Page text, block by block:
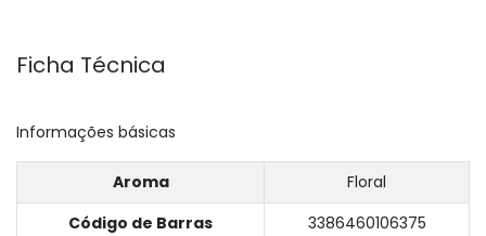
Ficha Técnica
Informações básicas
Aroma
Floral
Código de Barras
3386460106375